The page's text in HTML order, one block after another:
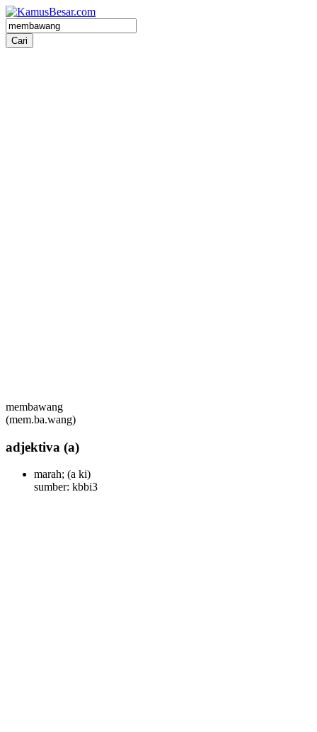
membawang
(mem.ba.wang)
adjektiva (a)
marah; (a ki)
sumber: kbbi3